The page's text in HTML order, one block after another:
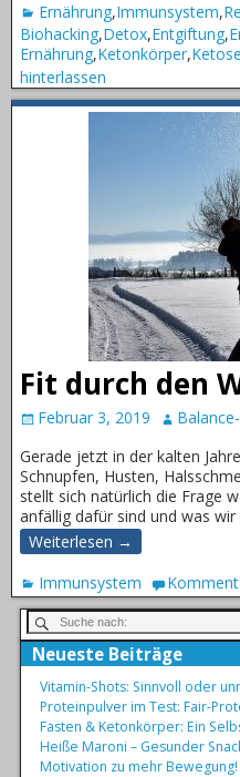
Ernährung,Immunsystem,
Biohacking,Detox,Entgiftung,
Ernährung,Ketonkörper,Ketose
hinterlassen
Fit durch den
Februar 3, 2019
Gerade jetzt in der kalten
Schnupfen, Husten,
stellt sich natürlich die Frage
anfällig dafür sind und was
Weiterlesen →
Immunsystem
Neueste Beiträge
Vitamin-Shots: Sinnvoll oder
Proteinpulver im Test: Fair-
Fasten & Ketonkörper: Ein
Heiße Maroni – Gesunder
Motivation zu mehr Bewegung!